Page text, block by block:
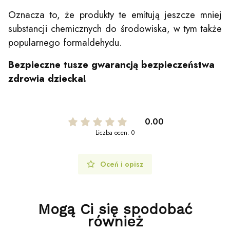
Oznacza to, że produkty te emitują jeszcze mniej
substancji chemicznych do środowiska, w tym także
popularnego formaldehydu.
Bezpieczne tusze gwarancją bezpieczeństwa
zdrowia dziecka!
0.00
Liczba ocen: 0
Oceń i opisz
Mogą Ci się spodobać
również